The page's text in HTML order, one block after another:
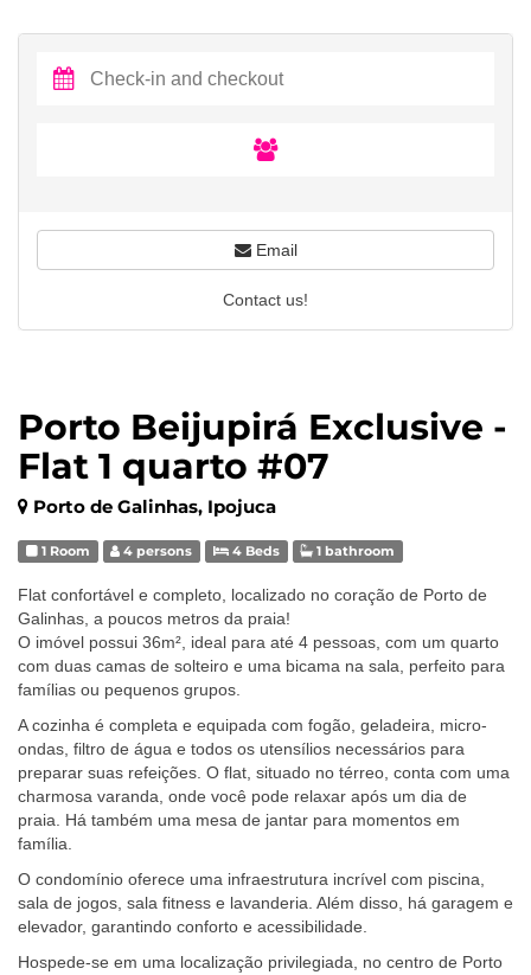
Porto Beijupirá Exclusive -
Flat 1 quarto #07
Porto de Galinhas, Ipojuca
1 Room 4 persons 4 Beds 1 bathroom
Flat confortável e completo, localizado no coração de Porto de
Galinhas, a poucos metros da praia!
O imóvel possui 36m², ideal para até 4 pessoas, com um quarto
com duas camas de solteiro e uma bicama na sala, perfeito para
famílias ou pequenos grupos.
A cozinha é completa e equipada com fogão, geladeira, micro-
ondas, filtro de água e todos os utensílios necessários para
preparar suas refeições. O flat, situado no térreo, conta com uma
charmosa varanda, onde você pode relaxar após um dia de
praia. Há também uma mesa de jantar para momentos em
família.
O condomínio oferece uma infraestrutura incrível com piscina,
sala de jogos, sala fitness e lavanderia. Além disso, há garagem e
elevador, garantindo conforto e acessibilidade.
Hospede-se em uma localização privilegiada, no centro de Porto
Email
Contact us!